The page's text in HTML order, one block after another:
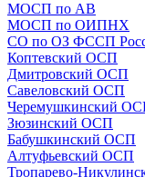
МОСП по АВ
МОСП по ОИПНХ
СО по ОЗ ФССП
Коптевский ОСП
Дмитровский ОСП
Савеловский ОСП
Черемушкинский
Зюзинский ОСП
Бабушкинский ОСП
Алтуфьевский ОСП
Тропарево-